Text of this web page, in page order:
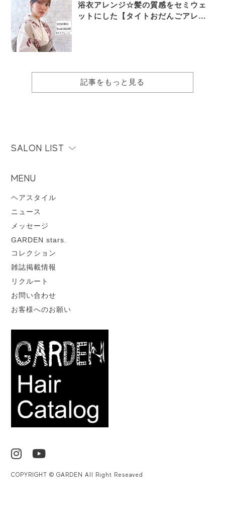
浴衣アレンジ☆髪の質感をセミウェ
ットにした【タイトおだんごアレン
記事をもっと見る
SALON LIST
MENU
ヘアスタイル
ニュース
メッセージ
GARDEN stars.
コレクション
雑誌掲載情報
リクルート
お問い合わせ
お客様へのお願い
COPYRIGHT © GARDEN All Right Reseaved